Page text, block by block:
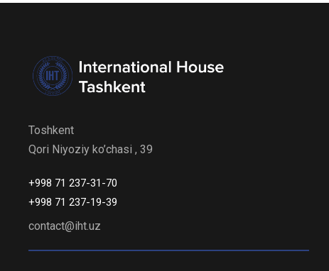
Toshkent
Qori Niyoziy ko’chasi , 39
+998 71 237-31-70
+998 71 237-19-39
contact@iht.uz